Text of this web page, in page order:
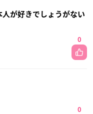
が好きでしょうがない
0
0